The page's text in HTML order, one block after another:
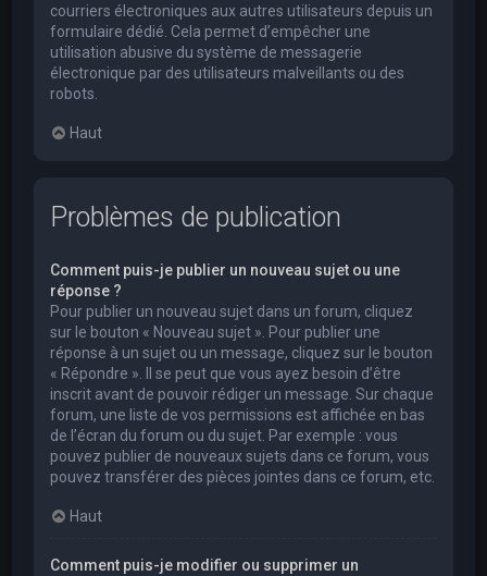
courriers électroniques aux autres utilisateurs depuis un
formulaire dédié. Cela permet d’empêcher une
utilisation abusive du système de messagerie
électronique par des utilisateurs malveillants ou des
robots.
Haut
Problèmes de publication
Comment puis-je publier un nouveau sujet ou une
réponse ?
Pour publier un nouveau sujet dans un forum, cliquez
sur le bouton « Nouveau sujet ». Pour publier une
réponse à un sujet ou un message, cliquez sur le bouton
« Répondre ». Il se peut que vous ayez besoin d’être
inscrit avant de pouvoir rédiger un message. Sur chaque
forum, une liste de vos permissions est affichée en bas
de l’écran du forum ou du sujet. Par exemple : vous
pouvez publier de nouveaux sujets dans ce forum, vous
pouvez transférer des pièces jointes dans ce forum, etc.
Haut
Comment puis-je modifier ou supprimer un